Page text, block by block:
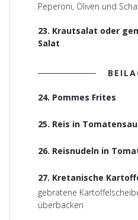
Peperoni, Oliven und
23. Krautsalat oder
Salat
24. Pommes Frites
25. Reis in
26. Reisnudeln in
27. Kretanische
gebratene
überbacken